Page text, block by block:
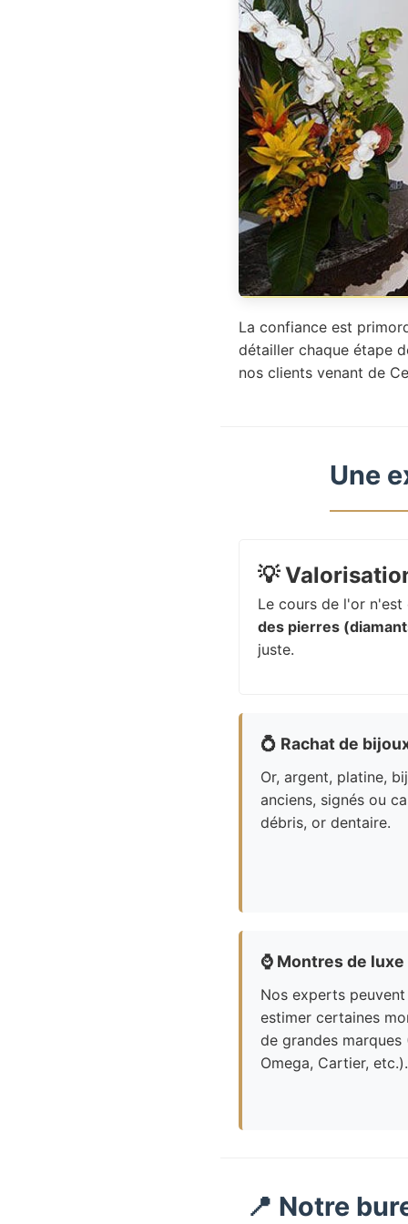
La confiance est
détailler chaque étape
nos clients venant de
Une
💡
Le cours de l'or
des pierres
juste.
💍 Rachat de
Or, argent, platine,
anciens, signés ou
débris, or dentaire.
⌚ Montres de luxe
Nos experts peuvent
estimer certaines
de grandes marques
Omega, Cartier, etc.).
📍 Notre